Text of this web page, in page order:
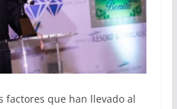
factores que han llevado al